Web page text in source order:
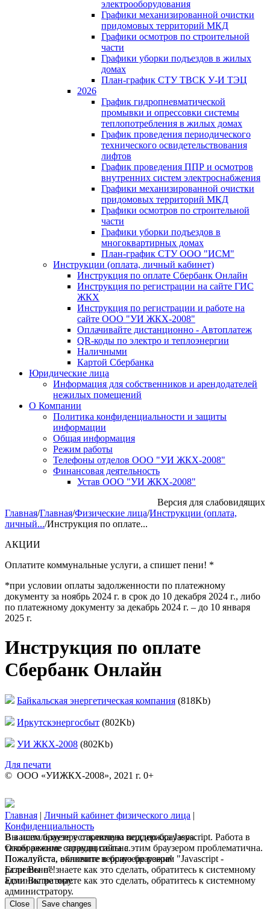
электрооборудования
Графики механизированной очистки
придомовых территорий МКД
Графики осмотров по строительной
части
Графики уборки подъездов в жилых
домах
План-график СТУ ТВСК У-И ТЭЦ
2026
График гидропневматической
промывки и опрессовки системы
теплопотребления в жилых домах
График проведения периодического
технического освидетельствования
лифтов
График проведения ППР и осмотров
внутренних систем электроснабжения
Графики механизированной очистки
придомовых территорий МКД
Графики осмотров по строительной
части
Графики уборки подъездов в
многоквартирных домах
План-график СТУ ООО "ИСМ"
Инструкции (оплата, личный кабинет)
Инструкция по оплате Сбербанк Онлайн
Инструкция по регистрации на сайте ГИС
ЖКХ
Инструкция по регистрации и работе на
сайте ООО "УИ ЖКХ-2008"
Оплачивайте дистанционно - Автоплатеж
QR-коды по электро и теплоэнергии
Наличными
Картой Сбербанка
Юридические лица
Информация для собственников и арендодателей
нежилых помещений
О Компании
Политика конфиденциальности и защиты
информации
Общая информация
Режим работы
Телефоны отделов ООО "УИ ЖКХ-2008"
Финансовая деятельность
Устав ООО "УИ ЖКХ-2008"
Версия для слабовидящих
Главная/Главная/Физические лица/Инструкции (оплата,
личный.../Инструкция по оплате...
АКЦИИ
Оплатите коммунальные услуги, а спишет пени! *
*при условии оплаты задолженности по платежному
документу за ноябрь 2024 г. в срок до 10 декабря 2024 г., либо
по платежному документу за декабрь 2024 г. – до 10 января
2025 г.
Инструкция по оплате
Сбербанк Онлайн
Байкальская энергетическая компания (818Kb)
Иркутскэнергосбыт (802Kb)
УИ ЖКХ-2008 (802Kb)
Для печати
© ООО «УИЖКХ-2008», 2021 г. 0+
Главная | Личный кабинет физического лица |
Конфиденциальность
В вашем браузере отключена поддержка Jasvscript. Работа в
таком режиме затруднительна.
Пожалуйста, включите в браузере режим "Javascript -
разрешено"!
Если Вы не знаете как это сделать, обратитесь к системному
администратору.
Вы используете устаревшую версию браузера.
Отображение страниц сайта с этим браузером проблематична.
Пожалуйста, обновите версию браузера!
Если Вы не знаете как это сделать, обратитесь к системному
администратору.
Close Save changes